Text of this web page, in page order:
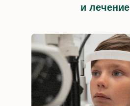
VKYTOK
и лечение